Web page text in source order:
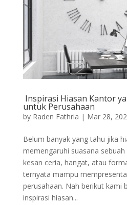
Inspirasi Hiasan Kantor
untuk Perusahaan
by Raden Fathria | Mar 28,
Belum banyak yang tahu jika
memengaruhi suasana
kesan ceria, hangat, atau
ternyata mampu
perusahaan. Nah berikut kami
inspirasi hiasan...